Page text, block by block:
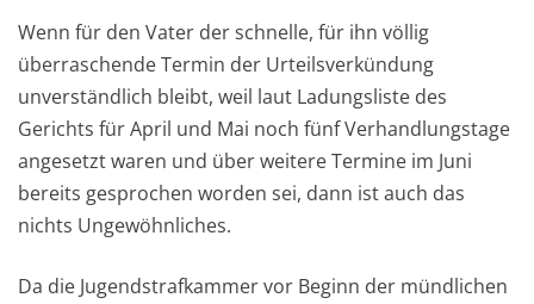
Wenn für den Vater der schnelle, für ihn völlig
überraschende Termin der Urteilsverkündung
unverständlich bleibt, weil laut Ladungsliste des
Gerichts für April und Mai noch fünf Verhandlungstage
angesetzt waren und über weitere Termine im Juni
bereits gesprochen worden sei, dann ist auch das
nichts Ungewöhnliches.
Da die Jugendstrafkammer vor Beginn der mündlichen